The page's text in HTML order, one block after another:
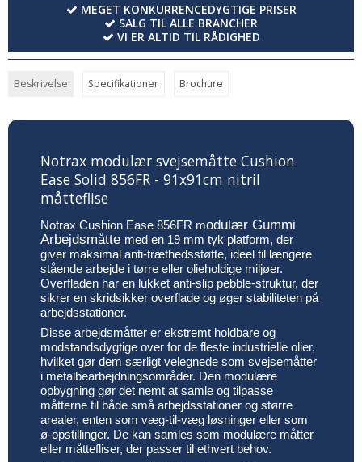
MEGET KONKURRENCEDYGTIGE PRISER
SALG TIL ALLE BRANCHER
VI ER ALTID TIL RÅDIGHED
Beskrivelse Specifikationer Brochure
Notrax modulær svejsemåtte Cushion
Ease Solid 856FR - 91x91cm nitril
måtteflise
Notrax Cushion Ease 856FR modulær Gummi
Arbejdsmåtte med en 19 mm tyk platform, der
giver maksimal anti-træthedsstøtte, ideel til længere
stående arbejde i tørre eller olieholdige miljøer.
Overfladen har en lukket anti-slip pebble-struktur, der
sikrer en skridsikker overflade og øger stabiliteten på
arbejdsstationer.
Disse arbejdsmåtter er ekstremt holdbare og
modstandsdygtige over for de fleste industrielle olier,
hvilket gør dem særligt velegnede som svejsemåtter
i metalbearbejdningsområder. Den modulære
opbygning gør det nemt at samle og tilpasse
måtterne til både små arbejdsstationer og større
arealer, enten som væg-til-væg løsninger eller som
ø-opstillinger. De kan samles som modulære måtter
eller måttefliser, der passer til ethvert behov.